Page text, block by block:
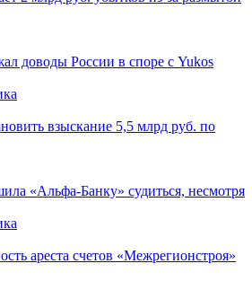
доводы России в споре с Yukos
взыскание 5,5 млрд руб. по
«Альфа-Банку» судиться, несмотря
ареста счетов «Межрегионстроя»